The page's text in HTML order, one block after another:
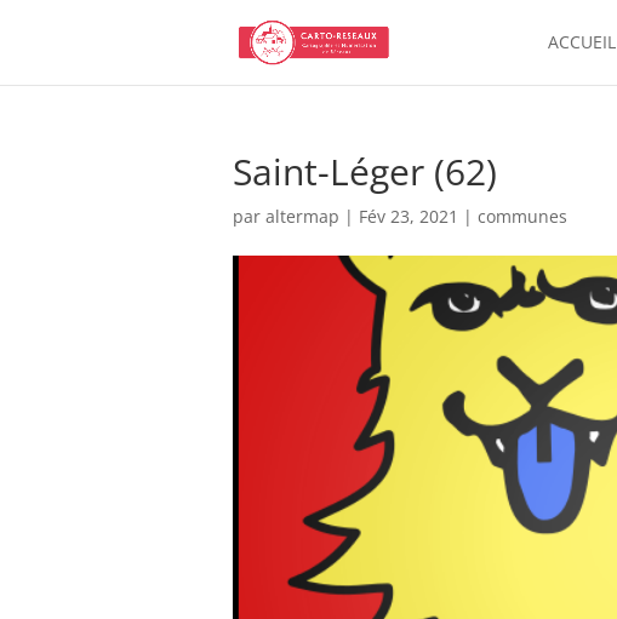
ACCUEIL
Saint-Léger (62)
par altermap | Fév 23, 2021 | communes